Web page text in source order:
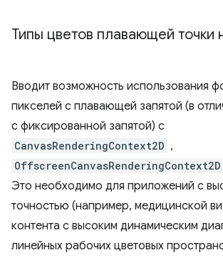
Типы цветов плавающей точки
Вводит возможность использования
пикселей с плавающей запятой (в
с фиксированной запятой) с
CanvasRenderingContext2D ,
OffscreenCanvasRenderingContext2D
Это необходимо для приложений с
точностью (например, медицинской
контента с высоким динамическим
линейных рабочих цветовых